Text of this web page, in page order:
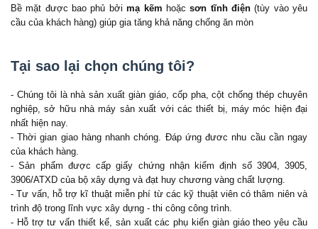
Bề mặt được bao phủ bởi mạ kẽm hoặc sơn tĩnh điện(tùy vào yêu
cầu của khách hàng) giúp gia tăng khả năng chống ăn mòn
Tại sao lại chọn chúng tôi?
- Chúng tôi là nhà sản xuất giàn giáo, cốp pha, cột chống thép chuyên
nghiệp, sở hữu nhà máy sản xuất với các thiết bị, máy móc hiện đại
nhất hiện nay.
- Thời gian giao hàng nhanh chóng. Đáp ứng đươc nhu cầu cần ngay
của khách hàng.
- Sản phẩm được cấp giấy chứng nhận kiểm định số 3904, 3905,
3906/ATXD của bộ xây dựng và đạt huy chương vàng chất lượng.
- Tư vấn, hỗ trợ kĩ thuật miễn phí từ các kỹ thuật viên có thâm niên và
trình độ trong lĩnh vực xây dựng - thi công công trình.
- Hỗ trợ tư vấn thiết kế, sản xuất các phụ kiến giàn giáo theo yêu cầu